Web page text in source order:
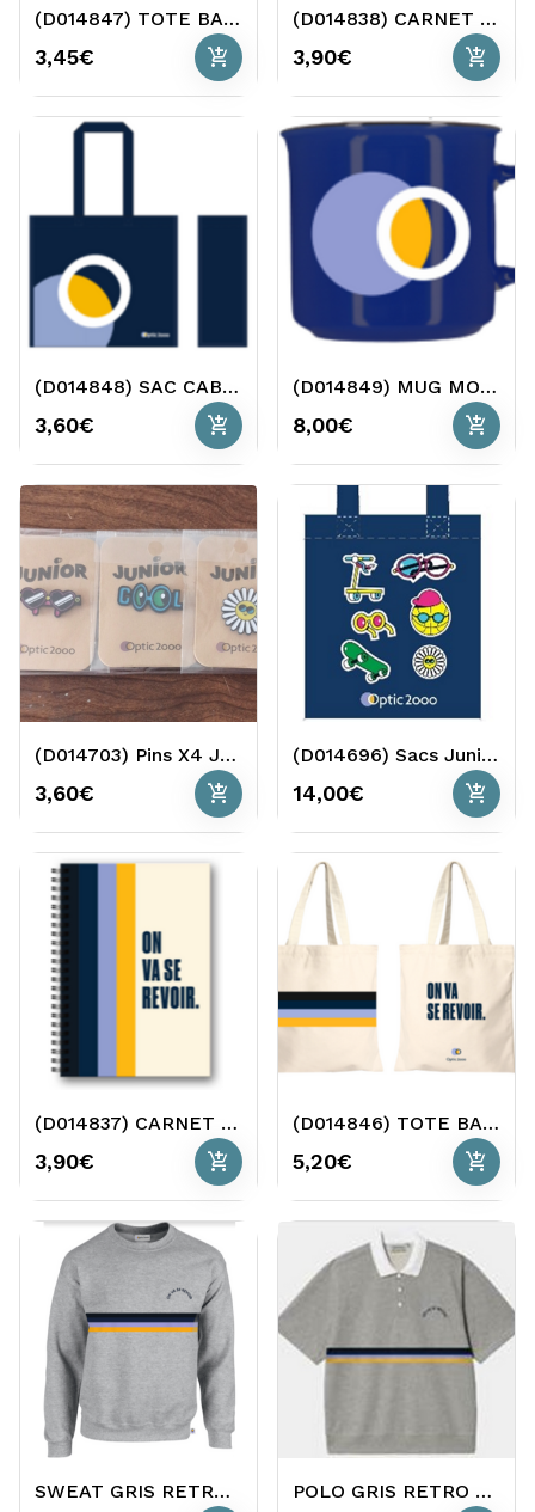
(D014847) TOTE BAG MONOGRAMME
3,45€ add_shopping_cart
(D014838) CARNET DE NOTES MONOGRAMME
3,90€ add_shopping_cart
(D014848) SAC CABAS MONOGRAMME 2023 O2
3,60€ add_shopping_cart
(D014849) MUG MONOGRAMME O2
8,00€ add_shopping_cart
(D014703) Pins X4 Junior
3,60€ add_shopping_cart
(D014696) Sacs Junior X25
14,00€ add_shopping_cart
(D014837) CARNET DE NOTES ON VA SE REVOIR O2
3,90€ add_shopping_cart
(D014846) TOTE BAG ON VA SE REVOIR 2023 O2
5,20€ add_shopping_cart
SWEAT GRIS RETRO 2023 POLO GRIS RETRO 2023